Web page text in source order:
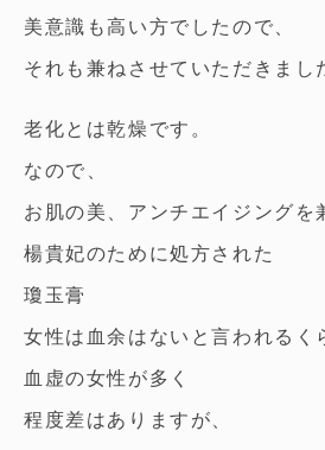
美意識も高い方でしたので、
それも兼ねさせていただきまし
老化とは乾燥です。
なので、
お肌の美、アンチエイジングを
楊貴妃のために処方された
瓊玉膏
女性は血余はないと言われるく
血虚の女性が多く
程度差はありますが、